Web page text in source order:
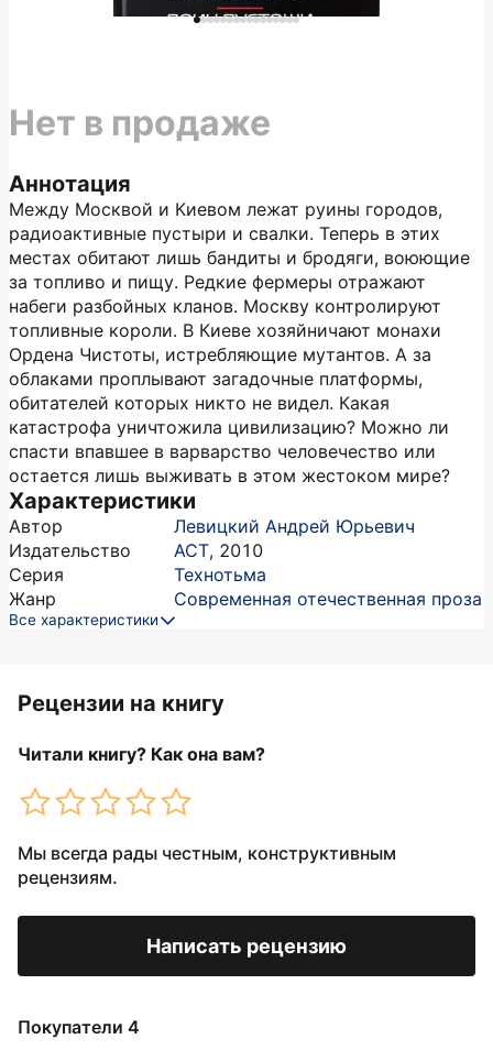
Аннотация
Между Москвой и Киевом лежат руины городов,
радиоактивные пустыри и свалки. Теперь в этих
местах обитают лишь бандиты и бродяги, воюющие
за топливо и пищу. Редкие фермеры отражают
набеги разбойных кланов. Москву контролируют
топливные короли. В Киеве хозяйничают монахи
Ордена Чистоты, истребляющие мутантов. А за
облаками проплывают загадочные платформы,
обитателей которых никто не видел. Какая
катастрофа уничтожила цивилизацию? Можно ли
спасти впавшее в варварство человечество или
остается лишь выживать в этом жестоком мире?
Характеристики
Автор
Левицкий Андрей Юрьевич
Издательство
АСТ, 2010
Серия
Технотьма
Жанр
Современная отечественная проза
Все характеристики
Нет в продаже
Рецензии на книгу
Читали книгу? Как она вам?
Мы всегда рады честным, конструктивным
рецензиям.
Написать рецензию
Покупатели 4